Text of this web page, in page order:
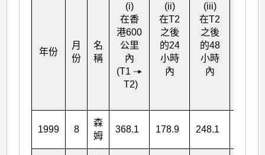
年份
月
份
名
稱
(i)
在香
港600
公里
內
(T1
T2)
(ii)
在T2
之後
的24
小時
內
(iii)
在T2
之後
的48
小時
內
1999 8
森
姆
368.1 178.9 248.1